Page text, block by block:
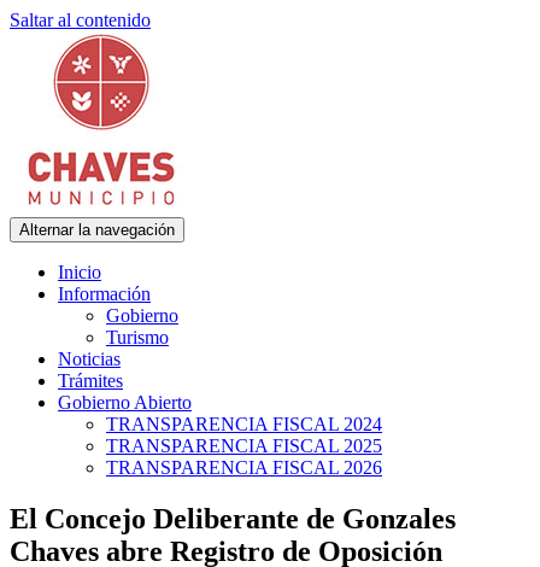
Saltar al contenido
Municipalidad de Adolfo Gonzales Chaves
Alternar la navegación
Inicio
Información
Gobierno
Turismo
Noticias
Trámites
Gobierno Abierto
TRANSPARENCIA FISCAL 2024
TRANSPARENCIA FISCAL 2025
TRANSPARENCIA FISCAL 2026
El Concejo Deliberante de Gonzales
Chaves abre Registro de Oposición